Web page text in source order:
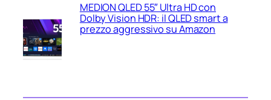
MEDION QLED 55″ Ultra HD con
Dolby Vision HDR: il QLED smart a
prezzo aggressivo su Amazon